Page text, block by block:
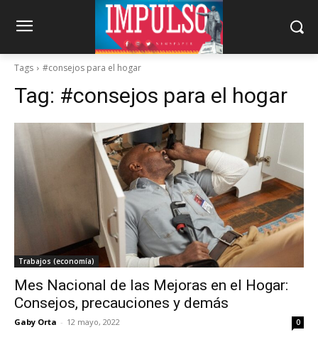
Tags #consejos para el hogar
Tag: #consejos para el hogar
Trabajos (economía)
Mes Nacional de las Mejoras en el Hogar:
Consejos, precauciones y demás
Gaby Orta - 12 mayo, 2022 0